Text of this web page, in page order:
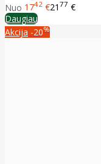
Nuo 1742 €21 77 €
Daugiau
Akcija -20%